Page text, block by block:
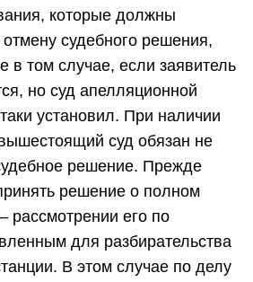
которые должны
судебного решения,
в том случае, если заявитель
но суд апелляционной
установил. При наличии
суд обязан не
решение. Прежде
решение о полном
рассмотрении его по
для разбирательства
В этом случае по делу